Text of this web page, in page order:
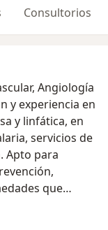
Consultorios
Angiología
y experiencia en
y linfática, en
servicios de
Apto para
que
integral con